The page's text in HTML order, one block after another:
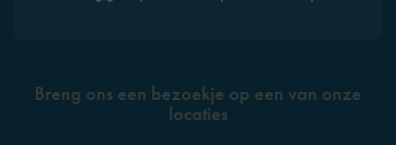
Breng ons een bezoekje op een van onze
locaties